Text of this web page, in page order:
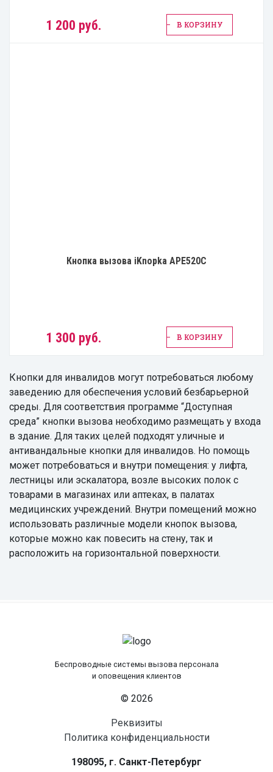
1 200 руб. В КОРЗИНУ
Кнопка вызова iKnopka APE520C
1 300 руб. В КОРЗИНУ
Кнопки для инвалидов могут потребоваться любому
заведению для обеспечения условий безбарьерной
среды. Для соответствия программе “Доступная
среда” кнопки вызова необходимо размещать у входа
в здание. Для таких целей подходят уличные и
антивандальные кнопки для инвалидов. Но помощь
может потребоваться и внутри помещения: у лифта,
лестницы или эскалатора, возле высоких полок с
товарами в магазинах или аптеках, в палатах
медицинских учреждений. Внутри помещений можно
использовать различные модели кнопок вызова,
которые можно как повесить на стену, так и
расположить на горизонтальной поверхности.
Беспроводные системы вызова персонала
и оповещения клиентов
© 2026
Реквизиты
Политика конфиденциальности
198095, г. Санкт-Петербург